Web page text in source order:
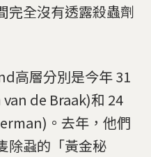
完全沒有透露殺蟲劑
高層分別是今年 31
de Braak)和 24
。去年，他們
除蝨的「黃金秘